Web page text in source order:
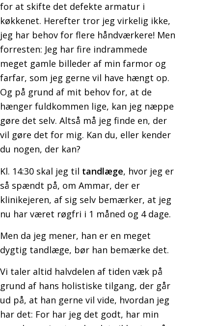
for at skifte det defekte armatur i
køkkenet. Herefter tror jeg virkelig ikke,
jeg har behov for flere håndværkere! Men
forresten: Jeg har fire indrammede
meget gamle billeder af min farmor og
farfar, som jeg gerne vil have hængt op.
Og på grund af mit behov for, at de
hænger fuldkommen lige, kan jeg næppe
gøre det selv. Altså må jeg finde en, der
vil gøre det for mig. Kan du, eller kender
du nogen, der kan?
Kl. 14:30 skal jeg til tandlæge, hvor jeg er
så spændt på, om Ammar, der er
klinikejeren, af sig selv bemærker, at jeg
nu har været røgfri i 1 måned og 4 dage.
Men da jeg mener, han er en meget
dygtig tandlæge, bør han bemærke det.
Vi taler altid halvdelen af tiden væk på
grund af hans holistiske tilgang, der går
ud på, at han gerne vil vide, hvordan jeg
har det: For har jeg det godt, har min